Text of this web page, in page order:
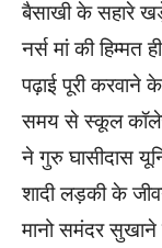
बैसाखी के सहारे
नर्स मां की
पढ़ाई पूरी करवाने
समय से स्कूल
ने गुरु घासीदास
शादी लड़की के
मानो समंदर